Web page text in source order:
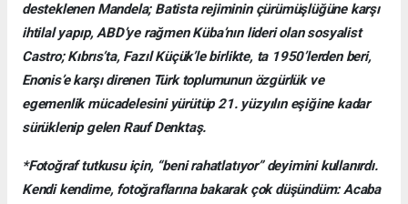
desteklenen Mandela; Batista rejiminin çürümüşlüğüne karşı
ihtilal yapıp, ABD’ye rağmen Küba’nın lideri olan sosyalist
Castro; Kıbrıs’ta, Fazıl Küçük’le birlikte, ta 1950’lerden beri,
Enonis’e karşı direnen Türk toplumunun özgürlük ve
egemenlik mücadelesini yürütüp 21. yüzyılın eşiğine kadar
sürüklenip gelen Rauf Denktaş.
*Fotoğraf tutkusu için, “beni rahatlatıyor” deyimini kullanırdı.
Kendi kendime, fotoğraflarına bakarak çok düşündüm: Acaba